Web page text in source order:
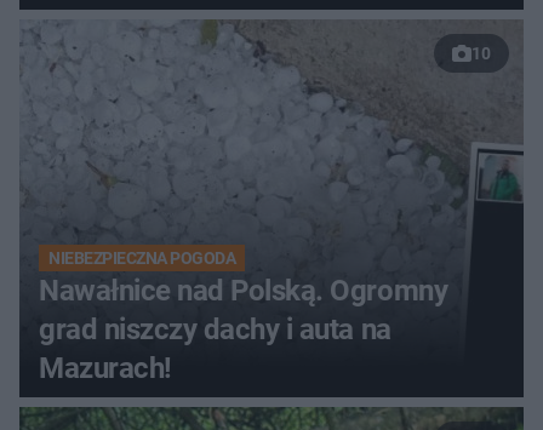
10
NIEBEZPIECZNA POGODA
Nawałnice nad Polską. Ogromny
grad niszczy dachy i auta na
Mazurach!